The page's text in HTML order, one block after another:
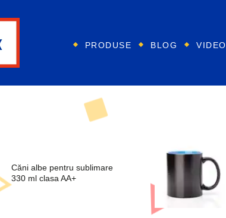
PRODUSE BLOG VIDEO
Căni albe pentru sublimare
330 ml clasa AA+